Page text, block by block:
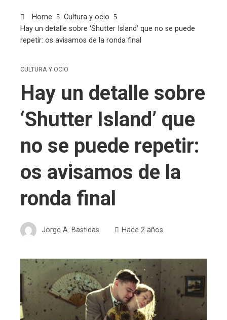
Home
Cultura y ocio
Hay un detalle sobre ‘Shutter Island’ que no se puede
repetir: os avisamos de la ronda final
CULTURA Y OCIO
Hay un detalle sobre
‘Shutter Island’ que
no se puede repetir:
os avisamos de la
ronda final
Jorge A. Bastidas Hace 2 años